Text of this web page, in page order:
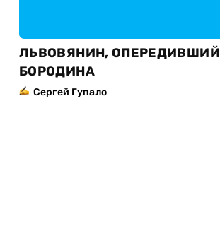
ЛЬВОВЯНИН, ОПЕРЕДИВШИЙ
БОРОДИНА
Сергей Гупало